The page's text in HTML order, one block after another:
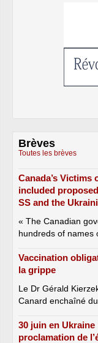
Brèves
Toutes les brèves
Canada’s
included
SS and the
« The Canadian
hundreds of names
Vaccination
la grippe
Le Dr Gérald
Canard enchaîné
30 juin en
proclamation de